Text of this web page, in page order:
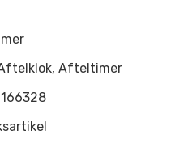
Afteltimer